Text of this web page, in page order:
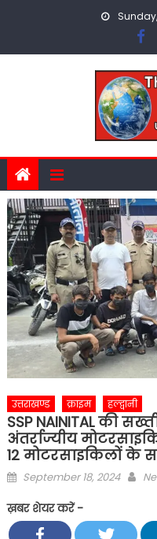
उत्तराखण्ड क्राइम हल्द्वानी
SSP NAINITAL की
अंतर्राज्यीय
12 मोटरसाइकिलों के
Posted
September 18, 2024
ख़बर शेयर करें -